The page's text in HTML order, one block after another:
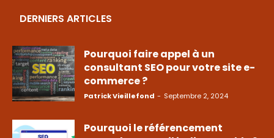
DERNIERS ARTICLES
Pourquoi faire appel à un
consultant SEO pour votre site e-
commerce ?
Patrick Vieillefond - Septembre 2, 2024
Pourquoi le référencement